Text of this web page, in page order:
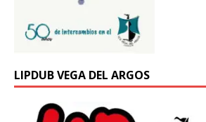
LIPDUB VEGA DEL ARGOS